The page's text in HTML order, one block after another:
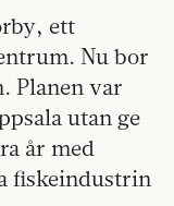
ett
Nu bor
Planen var
utan ge
år med
fiskeindustrin